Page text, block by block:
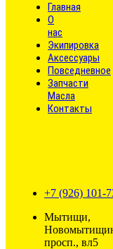
Главная
О
нас
Экипировка
Аксессуары
Повседневное
Запчасти
Масла
Контакты
+7 (926) 101-
Мытищи,
просп., вл5